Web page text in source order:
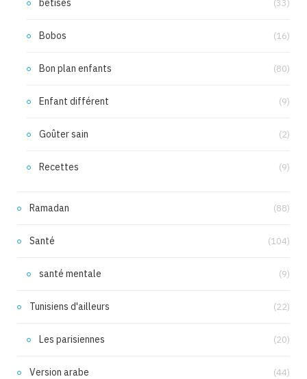
(33)
Bobos (16)
Bon plan enfants (80)
Enfant différent (9)
Goûter sain (2)
Recettes (9)
Ramadan (88)
Santé (104)
santé mentale (9)
Tunisiens d'ailleurs (22)
Les parisiennes (20)
Version arabe (44)